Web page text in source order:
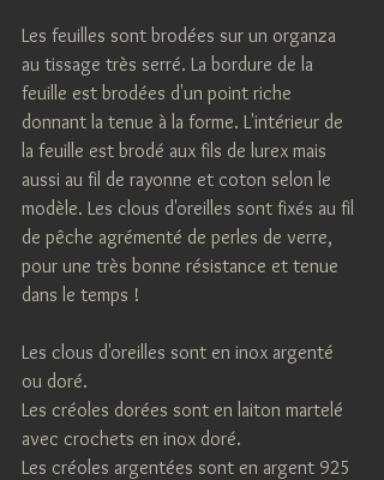
Les feuilles sont brodées sur un organza
au tissage très serré. La bordure de la
feuille est brodées d'un point riche
donnant la tenue à la forme. L'intérieur de
la feuille est brodé aux fils de lurex mais
aussi au fil de rayonne et coton selon le
modèle. Les clous d'oreilles sont fixés au fil
de pêche agrémenté de perles de verre,
pour une très bonne résistance et tenue
dans le temps !
Les clous d'oreilles sont en inox argenté
ou doré.
Les créoles dorées sont en laiton martelé
avec crochets en inox doré.
Les créoles argentées sont en argent 925